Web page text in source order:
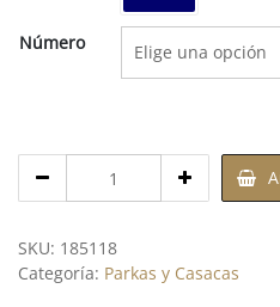
Número
|
Escolar
SKU: 185118
Categoría: Parkas y Casacas